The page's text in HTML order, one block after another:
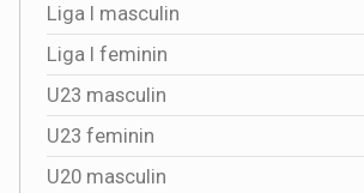
Liga I masculin
Liga I feminin
U23 masculin
U23 feminin
U20 masculin